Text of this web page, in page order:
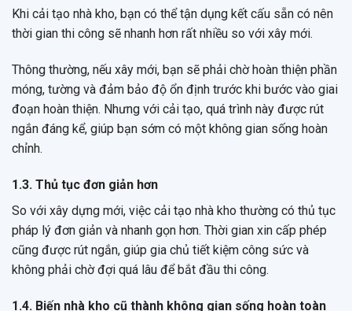
Khi cải tạo nhà kho, bạn có thể tận dụng kết cấu sẵn có nên
thời gian thi công sẽ nhanh hơn rất nhiều so với xây mới.
Thông thường, nếu xây mới, bạn sẽ phải chờ hoàn thiện phần
móng, tường và đảm bảo độ ổn định trước khi bước vào giai
đoạn hoàn thiện. Nhưng với cải tạo, quá trình này được rút
ngắn đáng kể, giúp bạn sớm có một không gian sống hoàn
chỉnh.
1.3. Thủ tục đơn giản hơn
So với xây dựng mới, việc cải tạo nhà kho thường có thủ tục
pháp lý đơn giản và nhanh gọn hơn. Thời gian xin cấp phép
cũng được rút ngắn, giúp gia chủ tiết kiệm công sức và
không phải chờ đợi quá lâu để bắt đầu thi công.
1.4. Biến nhà kho cũ thành không gian sống hoàn toàn